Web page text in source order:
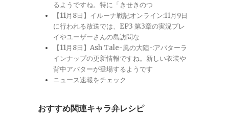
るようですね。特に「きせきのつ
【11月8日】イルーナ戦記オンライン:11月9日
に行われる放送では、EP3 第3章の実況プレ
イやユーザーさんの島訪問な
【11月8日】Ash Tale-風の大陸-:アバターラ
インナップの更新情報ですね。新しい衣装や
背中アバターが登場するようです
ニュース速報をチェック
おすすめ関連キャラ弁レシピ